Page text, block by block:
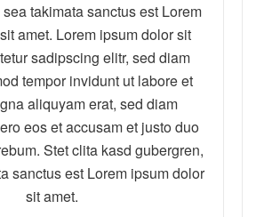
takimata sanctus est Lorem
amet. Lorem ipsum dolor sit
sadipscing elitr, sed diam
tempor invidunt ut labore et
aliquyam erat, sed diam
eos et accusam et justo duo
Stet clita kasd gubergren,
sanctus est Lorem ipsum dolor
sit amet.